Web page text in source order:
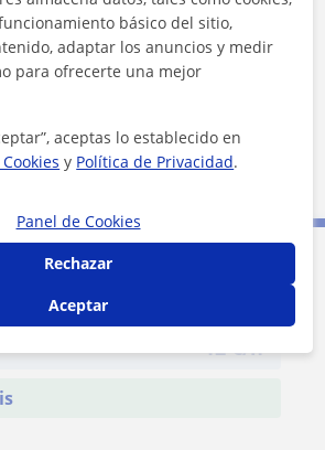
Parets del Vallès
Polinyà
Mogoda
Ripollet
Barberà del Vallès
12€/h
básico del sitio,
adaptar los anuncios y medir
para ofrecerte una mejor
aceptas lo establecido en
y Política de Privacidad.
Panel de Cookies
Rechazar
Aceptar